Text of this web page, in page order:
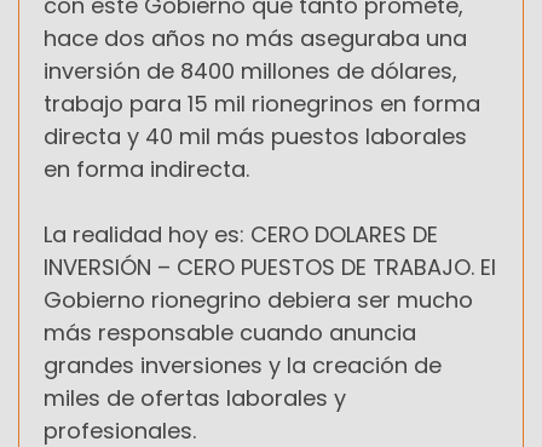
hace dos años no más aseguraba una
inversión de 8400 millones de dólares,
trabajo para 15 mil rionegrinos en forma
directa y 40 mil más puestos laborales
en forma indirecta.
La realidad hoy es: CERO DOLARES DE
INVERSIÓN – CERO PUESTOS DE TRABAJO. El
Gobierno rionegrino debiera ser mucho
más responsable cuando anuncia
grandes inversiones y la creación de
miles de ofertas laborales y
profesionales.